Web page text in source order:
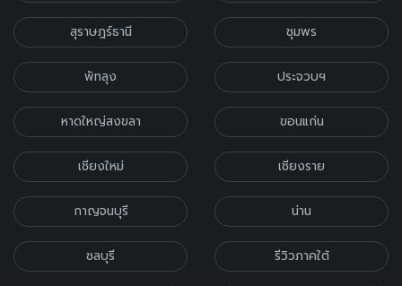
สุราษฎร์ธานี ชุมพร
พัทลุง ประจวบฯ
หาดใหญ่สงขลา ขอนแก่น
เชียงใหม่ เชียงราย
กาญจนบุรี น่าน
ชลบุรี รีวิวภาคใต้